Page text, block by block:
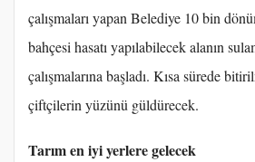
çalışmaları yapan Belediye 10 bin
bahçesi hasatı yapılabilecek alanın
çalışmalarına başladı. Kısa sürede
çiftçilerin yüzünü güldürecek.
Tarım en iyi yerlere gelecek